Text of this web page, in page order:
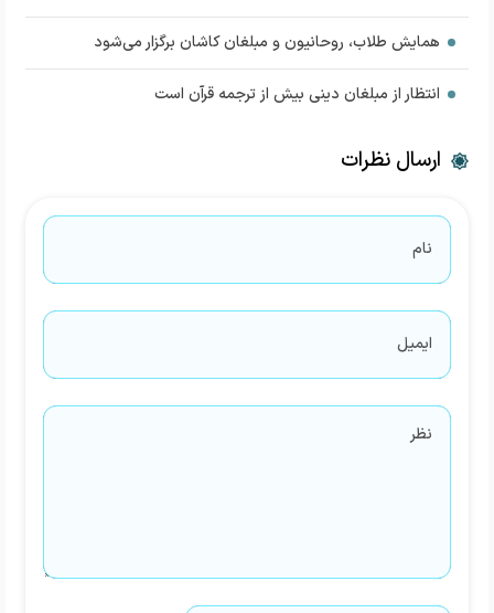
همایش طلاب، روحانیون و مبلغان کاشان برگزار می‌شود
انتظار از مبلغان دینی بیش از ترجمه قرآن است
ارسال نظرات